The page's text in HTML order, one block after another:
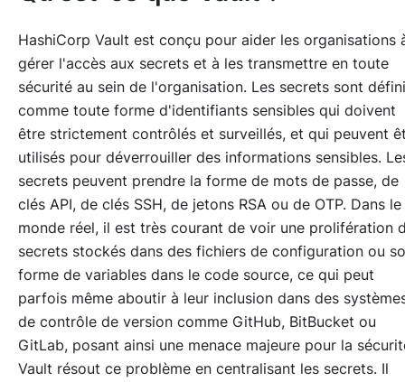
HashiCorp Vault est conçu pour aider les organisations
gérer l'accès aux secrets et à les transmettre en toute
sécurité au sein de l'organisation. Les secrets sont
comme toute forme d'identifiants sensibles qui doivent
être strictement contrôlés et surveillés, et qui peuvent
utilisés pour déverrouiller des informations sensibles.
secrets peuvent prendre la forme de mots de passe, de
clés API, de clés SSH, de jetons RSA ou de OTP. Dans le
monde réel, il est très courant de voir une prolifération
secrets stockés dans des fichiers de configuration ou
forme de variables dans le code source, ce qui peut
parfois même aboutir à leur inclusion dans des
de contrôle de version comme GitHub, BitBucket ou
GitLab, posant ainsi une menace majeure pour la
Vault résout ce problème en centralisant les secrets. Il